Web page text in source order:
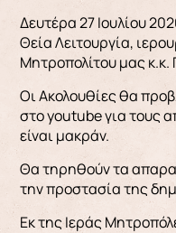
Δευτέρα 27 Ιουλίου
Θεία Λειτουργία,
Μητροπολίτου μας κ.κ.
Οι Ακολουθίες θα
στο youtube για τους
είναι μακράν.
Θα τηρηθούν τα
την προστασία της
Εκ της Ιεράς